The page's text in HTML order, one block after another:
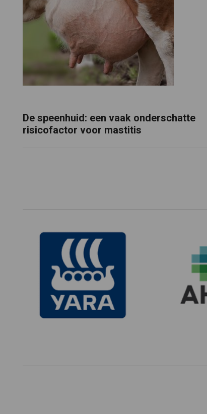
De speenhuid: een vaak onderschatte
risicofactor voor mastitis